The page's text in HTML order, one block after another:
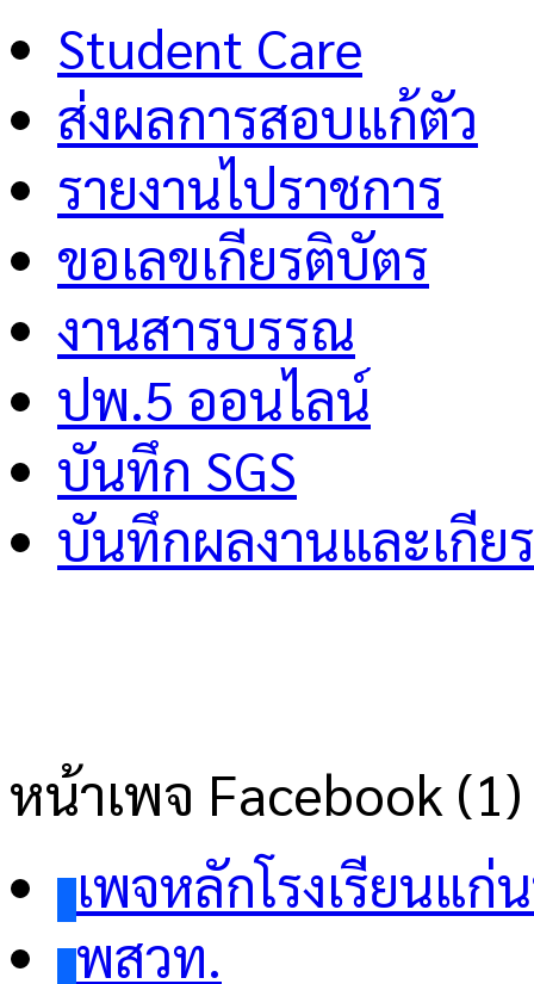
Student Care
ส่งผลการสอบแก้ตัว
รายงานไปราชการ
ขอเลขเกียรติบัตร
งานสารบรรณ
ปพ.5 ออนไลน์
บันทึก SGS
บันทึกผลงานและเกีย
หน้าเพจ Facebook (1)
เพจหลักโรงเรียนแก่
พสวท.